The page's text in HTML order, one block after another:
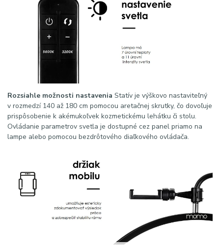
Rozsiahle možnosti nastavenia Statív je výškovo nastaviteľný
v rozmedzí 140 až 180 cm pomocou aretačnej skrutky, čo dovoľuje
prispôsobenie k akémukoľvek kozmetickému lehátku či stolu.
Ovládanie parametrov svetla je dostupné cez panel priamo na
lampe alebo pomocou bezdrôtového diaľkového ovládača.